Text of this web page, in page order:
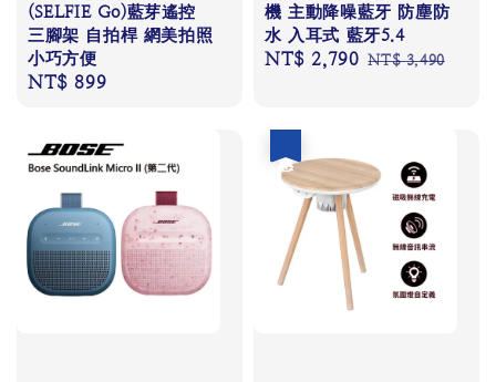
(SELFIE Go)藍芽遙控
三腳架 自拍桿 網美拍照
小巧方便
Regular
NT$ 899
機 主動降噪藍牙 防塵防
水 入耳式 藍牙5.4
Sale
NT$ 2,790 Regular
NT$ 3,490